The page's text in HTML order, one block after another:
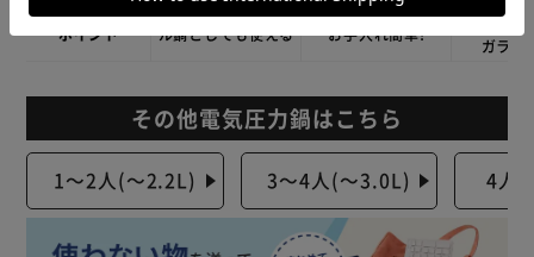
ポイント
ル鍋としても使える
分解できて隅々まで
お手入れ簡単!
保温&調
ガラス
その他電気圧力鍋はこちら
1～2人(～2.2L) 3～4人(～3.0L) 4人